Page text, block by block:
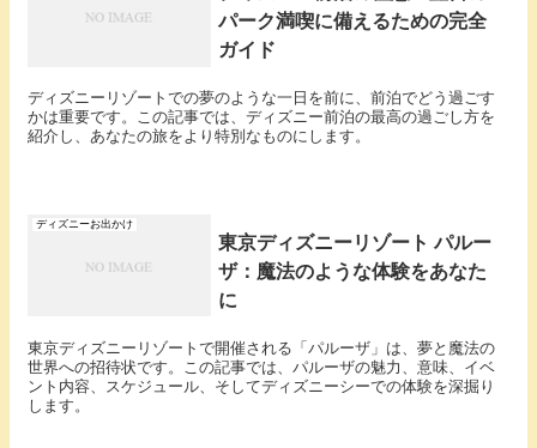
パーク満喫に備えるための完全
ガイド
ディズニーリゾートでの夢のような一日を前に、前泊でどう過ごす
かは重要です。この記事では、ディズニー前泊の最高の過ごし方を
紹介し、あなたの旅をより特別なものにします。
ディズニーお出かけ
東京ディズニーリゾート パルー
ザ：魔法のような体験をあなた
に
東京ディズニーリゾートで開催される「パルーザ」は、夢と魔法の
世界への招待状です。この記事では、パルーザの魅力、意味、イベ
ント内容、スケジュール、そしてディズニーシーでの体験を深掘り
します。